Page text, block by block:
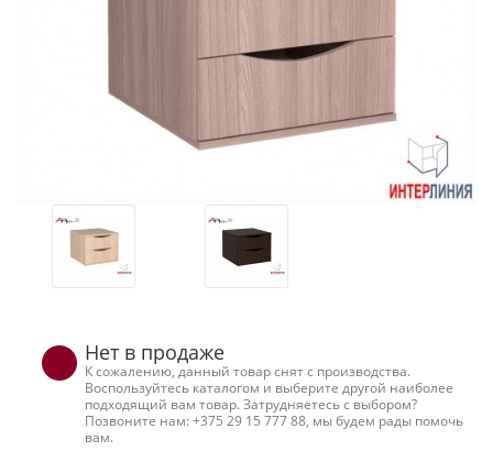
Нет в продаже
К сожалению, данный товар снят с производства.
Воспользуйтесь каталогом и выберите другой наиболее
подходящий вам товар. Затрудняетесь с выбором?
Позвоните нам: +375 29 15 777 88, мы будем рады помочь
вам.